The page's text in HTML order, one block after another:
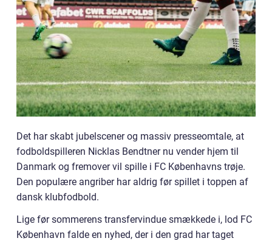
Det har skabt jubelscener og massiv presseomtale, at
fodboldspilleren Nicklas Bendtner nu vender hjem til
Danmark og fremover vil spille i FC Københavns trøje.
Den populære angriber har aldrig før spillet i toppen af
dansk klubfodbold.
Lige før sommerens transfervindue smækkede i, lod FC
København falde en nyhed, der i den grad har taget